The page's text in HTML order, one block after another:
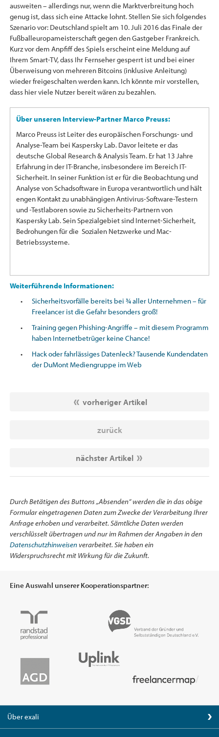
ausweiten – allerdings nur, wenn die Marktverbreitung hoch
genug ist, dass sich eine Attacke lohnt. Stellen Sie sich folgendes
Szenario vor: Deutschland spielt am 10. Juli 2016 das Finale der
Fußballeuropameisterschaft gegen den Gastgeber Frankreich.
Kurz vor dem Anpfiff des Spiels erscheint eine Meldung auf
Ihrem Smart-TV, dass Ihr Fernseher gesperrt ist und bei einer
Überweisung von mehreren Bitcoins (inklusive Anleitung)
wieder freigeschalten werden kann. Ich könnte mir vorstellen,
dass hier viele Nutzer bereit wären zu bezahlen.
Über unseren Interview-Partner Marco Preuss:
Marco Preuss ist Leiter des europäischen Forschungs- und
Analyse-Team bei Kaspersky Lab. Davor leitete er das
deutsche Global Research & Analysis Team. Er hat 13 Jahre
Erfahrung in der IT-Branche, insbesondere im Bereich IT-
Sicherheit. In seiner Funktion ist er für die Beobachtung und
Analyse von Schadsoftware in Europa verantwortlich und hält
engen Kontakt zu unabhängigen Antivirus-Software-Testern
und -Testlaboren sowie zu Sicherheits-Partnern von
Kaspersky Lab. Sein Spezialgebiet sind Internet-Sicherheit,
Bedrohungen für die Sozialen Netzwerke und Mac-
Betriebssysteme.
Weiterführende Informationen:
Sicherheitsvorfälle bereits bei ¾ aller Unternehmen – für
Freelancer ist die Gefahr besonders groß!
Training gegen Phishing-Angriffe – mit diesem Programm
haben Internetbetrüger keine Chance!
Hack oder fahrlässiges Datenleck? Tausende Kundendaten
der DuMont Mediengruppe im Web
vorheriger Artikel
zurück
nächster Artikel
Durch Betätigen des Buttons „Absenden“ werden die in das obige
Formular eingetragenen Daten zum Zwecke der Verarbeitung Ihrer
Anfrage erhoben und verarbeitet. Sämtliche Daten werden
verschlüsselt übertragen und nur im Rahmen der Angaben in den
Datenschutzhinweisenverarbeitet. Sie haben ein
Widerspruchsrecht mit Wirkung für die Zukunft.
Eine Auswahl unserer Kooperationspartner:
Über exali